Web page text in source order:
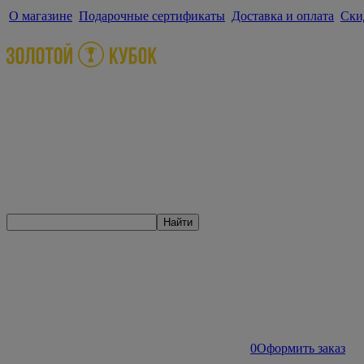
О магазине Подарочные сертификаты Доставка и оплата
Найти
0Оформить заказ